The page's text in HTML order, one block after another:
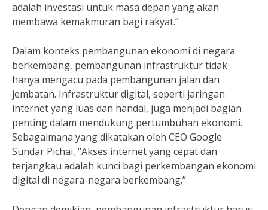
adalah investasi untuk masa depan yang akan
membawa kemakmuran bagi rakyat.”
Dalam konteks pembangunan ekonomi di negara
berkembang, pembangunan infrastruktur tidak
hanya mengacu pada pembangunan jalan dan
jembatan. Infrastruktur digital, seperti jaringan
internet yang luas dan handal, juga menjadi bagian
penting dalam mendukung pertumbuhan ekonomi.
Sebagaimana yang dikatakan oleh CEO Google
Sundar Pichai, “Akses internet yang cepat dan
terjangkau adalah kunci bagi perkembangan ekonomi
digital di negara-negara berkembang.”